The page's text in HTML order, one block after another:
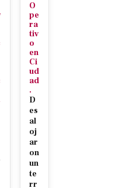
O
pe
ra
tiv
o
en
Ci
ud
ad
.
D
es
al
oj
ar
on
un
te
rr